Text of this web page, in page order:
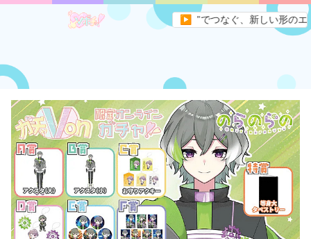
▶
イバーとファンを“遊び”と“応援”でつなぐ、新しい形のエンタメプ